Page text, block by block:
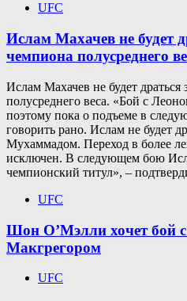
UFC
Ислам Махачев не будет
чемпиона полусреднего
Ислам Махачев не будет драться
полусреднего веса. «Бой с
поэтому пока о подъеме в
говорить рано. Ислам не будет
Мухаммадом. Переход в более
исключен. В следующем бою
чемпионский титул», –
UFC
Шон О’Мэлли хочет бой
Макгрегором
UFC